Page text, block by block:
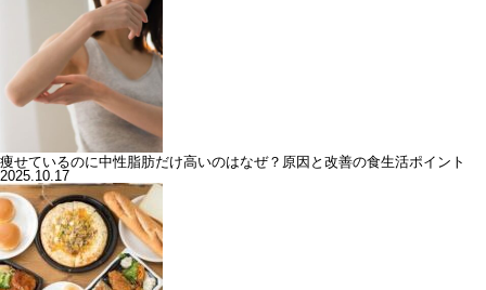
痩せているのに中性脂肪だけ高いのはなぜ？原因と改善の食生活ポイント
2025.10.17